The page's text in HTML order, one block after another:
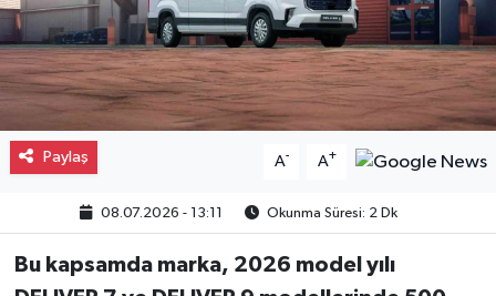
Paylaş A- A+
08.07.2026 - 13:11 Okunma Süresi: 2 Dk
Bu kapsamda marka, 2026 model yılı